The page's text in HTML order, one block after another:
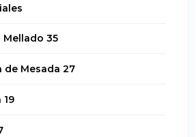
35
de Mesada 27
19